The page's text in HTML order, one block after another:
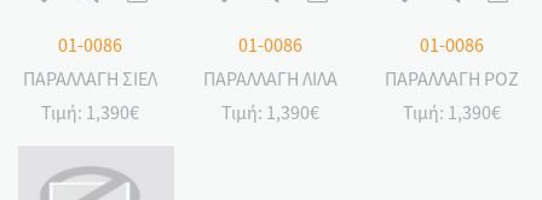
01-0086
ΠΑΡΑΛΛΑΓΗ ΣΙΕΛ
Τιμή: 1,390€
01-0086
ΠΑΡΑΛΛΑΓΗ ΛΙΛΑ
Τιμή: 1,390€
01-0086
ΠΑΡΑΛΛΑΓΗ ΡΟΖ
Τιμή: 1,390€